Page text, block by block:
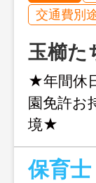
交通費別
玉櫛た
★年間休
園免許お
境★
保育士